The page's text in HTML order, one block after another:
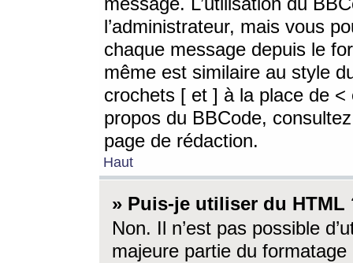
l’administrateur, mais vous
chaque message depuis le
même est similaire au style
crochets [ et ] à la place de <
propos du BBCode,
page de rédaction.
Haut
» Puis-je utiliser du HTML
Non. Il n’est pas possible
majeure partie du